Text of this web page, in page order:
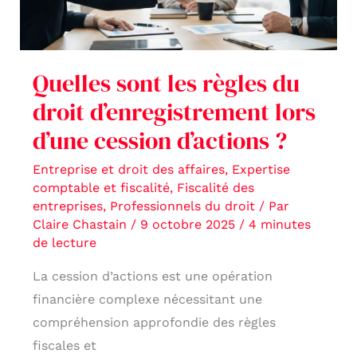
Quelles sont les règles du
droit d’enregistrement lors
d’une cession d’actions ?
Entreprise et droit des affaires, Expertise
comptable et fiscalité, Fiscalité des
entreprises, Professionnels du droit/ Par
Claire Chastain / 9 octobre 2025 / 4 minutes
de lecture
La cession d’actions est une opération
financière complexe nécessitant une
compréhension approfondie des règles
fiscales et
droit
d’enregistrement
d’une
cession
d’actions